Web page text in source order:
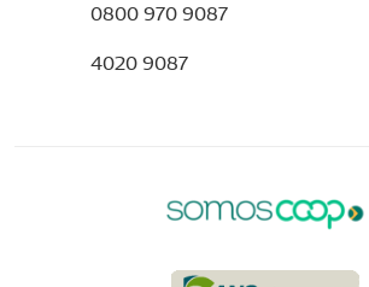
0800 970 9087
4020 9087